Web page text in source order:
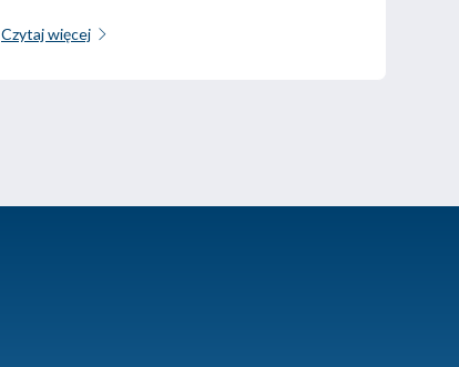
Czytaj więcej